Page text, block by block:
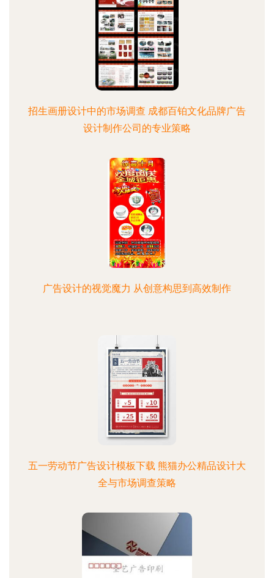
招生画册设计中的市场调查 成都百铂文化品牌广告
设计制作公司的专业策略
广告设计的视觉魔力 从创意构思到高效制作
五一劳动节广告设计模板下载 熊猫办公精品设计大
全与市场调查策略